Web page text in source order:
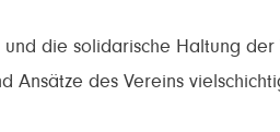
und die solidarische Haltung
Ansätze des Vereins